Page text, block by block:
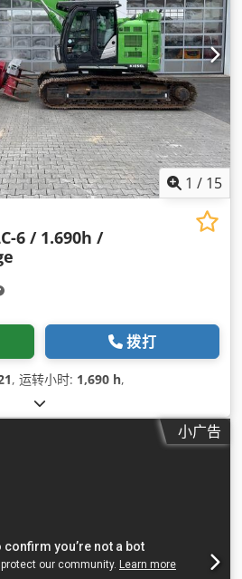
1 / 15
6 / 1.690h /
拨打
, 运转小时: 1,690 h,
小广告